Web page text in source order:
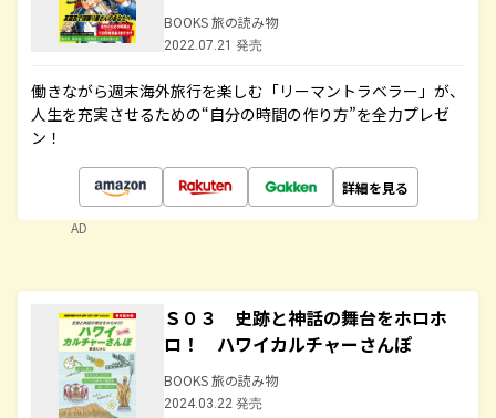
BOOKS 旅の読み物
2022.07.21 発売
働きながら週末海外旅行を楽しむ「リーマントラベラー」が、
人生を充実させるための“自分の時間の作り方”を全力プレゼ
ン！
詳細を見る
AD
Ｓ０３ 史跡と神話の舞台をホロホ
ロ！ ハワイカルチャーさんぽ
BOOKS 旅の読み物
2024.03.22 発売